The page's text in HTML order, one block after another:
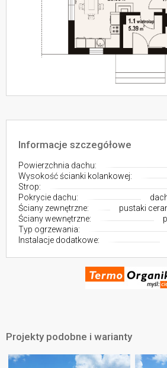
Informacje szczegółowe
Powierzchnia dachu:
Wysokość ścianki kolankowej:
Strop:
Pokrycie dachu:
Ściany zewnętrzne:
pustaki
Ściany wewnętrzne:
Typ ogrzewania:
Instalacje dodatkowe:
Projekty podobne i warianty